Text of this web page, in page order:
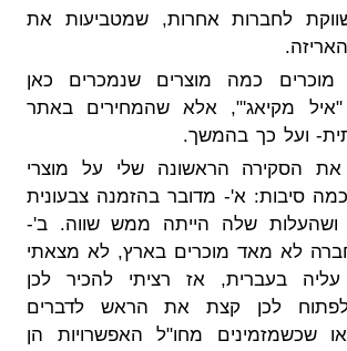
לחברות אחרות, שמטביעות את
כמה מוצרים שנמכרים כאן
"איל מקיאג'", אלא שהמחירים באתר
ועל כך בהמשך.
הסקירה הראשונה שלי על מוצרי
סיבות: א'- מדובר בהזמנה צבעונית
ושהעלות שלה הייתה ממש שווה. ב'-
לא מאד מוכרים בארץ, לא מצאתי
בעברית, אז רציתי להכיר לכן
לכן קצת את הראש לדברים
שכשמזמינים מחו"ל האפשרויות הן